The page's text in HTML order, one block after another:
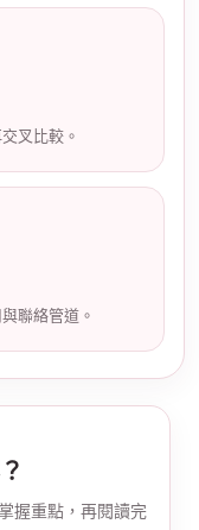
叉比較。
聯絡管道。
握重點，再閱讀完